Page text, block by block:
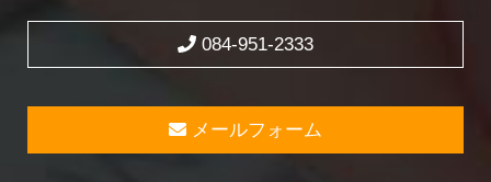
084-951-2333
メールフォーム